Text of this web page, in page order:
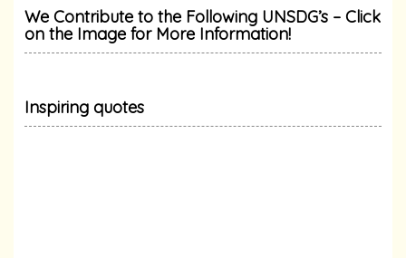
We Contribute to the Following UNSDG’s – Click
on the Image for More Information!
Inspiring quotes